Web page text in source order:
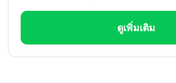
ดูเพิ่มเติม